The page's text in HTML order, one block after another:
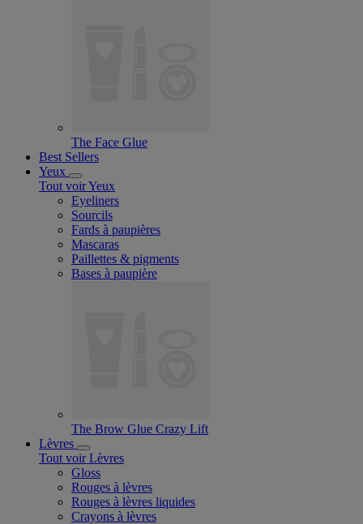
The Face Glue
Best Sellers
Yeux
Tout voir Yeux
Eyeliners
Sourcils
Fards à paupières
Mascaras
Paillettes & pigments
Bases à paupière
The Brow Glue Crazy Lift
Lèvres
Tout voir Lèvres
Gloss
Rouges à lèvres
Rouges à lèvres liquides
Crayons à lèvres